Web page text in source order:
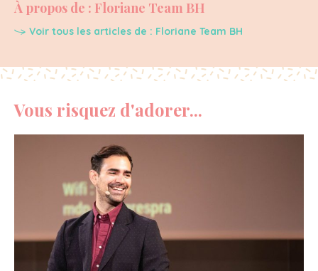
À propos de : Floriane Team BH
Voir tous les articles de : Floriane Team BH
Vous risquez d'adorer...